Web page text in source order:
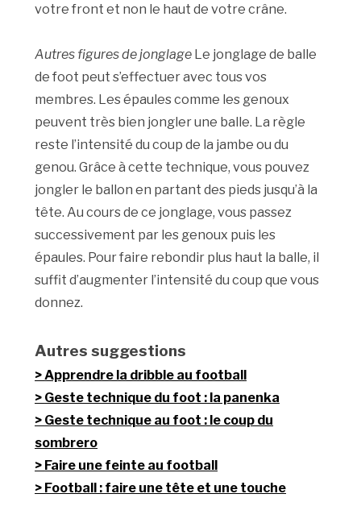
votre front et non le haut de votre crâne.
Autres figures de jonglage Le jonglage de balle
de foot peut s’effectuer avec tous vos
membres. Les épaules comme les genoux
peuvent très bien jongler une balle. La règle
reste l’intensité du coup de la jambe ou du
genou. Grâce à cette technique, vous pouvez
jongler le ballon en partant des pieds jusqu’à la
tête. Au cours de ce jonglage, vous passez
successivement par les genoux puis les
épaules. Pour faire rebondir plus haut la balle, il
suffit d’augmenter l’intensité du coup que vous
donnez.
Autres suggestions
Apprendre la dribble au football
Geste technique du foot : la panenka
Geste technique au foot : le coup du
sombrero
Faire une feinte au football
Football : faire une tête et une touche